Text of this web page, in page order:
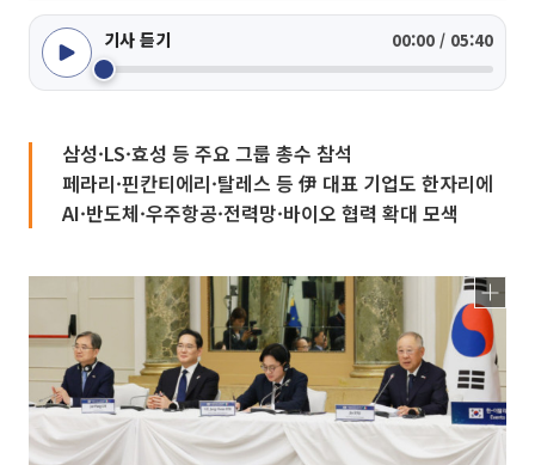
기사 듣기 00:00 / 05:40
삼성·LS·효성 등 주요 그룹 총수 참석
페라리·핀칸티에리·탈레스 등 伊 대표 기업도 한자리에
AI·반도체·우주항공·전력망·바이오 협력 확대 모색